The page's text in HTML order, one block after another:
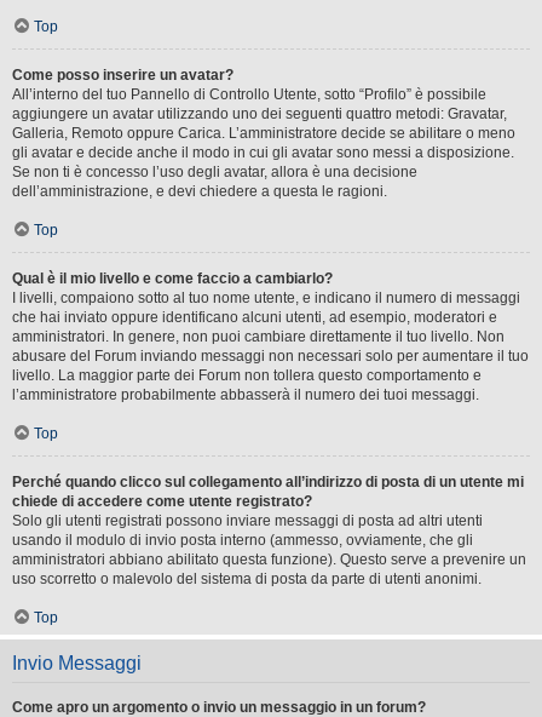
Top
Come posso inserire un avatar?
All’interno del tuo Pannello di Controllo Utente, sotto “Profilo” è possibile
aggiungere un avatar utilizzando uno dei seguenti quattro metodi: Gravatar,
Galleria, Remoto oppure Carica. L’amministratore decide se abilitare o meno
gli avatar e decide anche il modo in cui gli avatar sono messi a disposizione.
Se non ti è concesso l’uso degli avatar, allora è una decisione
dell’amministrazione, e devi chiedere a questa le ragioni.
Top
Qual è il mio livello e come faccio a cambiarlo?
I livelli, compaiono sotto al tuo nome utente, e indicano il numero di messaggi
che hai inviato oppure identificano alcuni utenti, ad esempio, moderatori e
amministratori. In genere, non puoi cambiare direttamente il tuo livello. Non
abusare del Forum inviando messaggi non necessari solo per aumentare il tuo
livello. La maggior parte dei Forum non tollera questo comportamento e
l’amministratore probabilmente abbasserà il numero dei tuoi messaggi.
Top
Perché quando clicco sul collegamento all’indirizzo di posta di un utente mi
chiede di accedere come utente registrato?
Solo gli utenti registrati possono inviare messaggi di posta ad altri utenti
usando il modulo di invio posta interno (ammesso, ovviamente, che gli
amministratori abbiano abilitato questa funzione). Questo serve a prevenire un
uso scorretto o malevolo del sistema di posta da parte di utenti anonimi.
Top
Invio Messaggi
Come apro un argomento o invio un messaggio in un forum?